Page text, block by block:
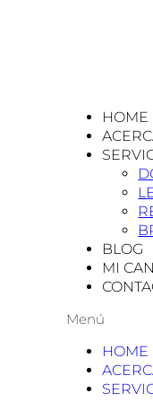
HOME
BLOG
MI
Menú
HOME